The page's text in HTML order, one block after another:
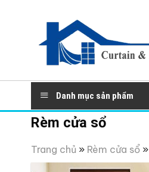
Danh mục sản phẩm
Rèm cửa sổ
Trang chủ » Rèm cửa sổ »